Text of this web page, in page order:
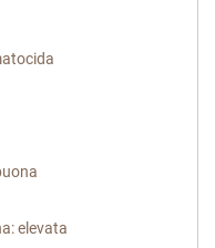
elevata